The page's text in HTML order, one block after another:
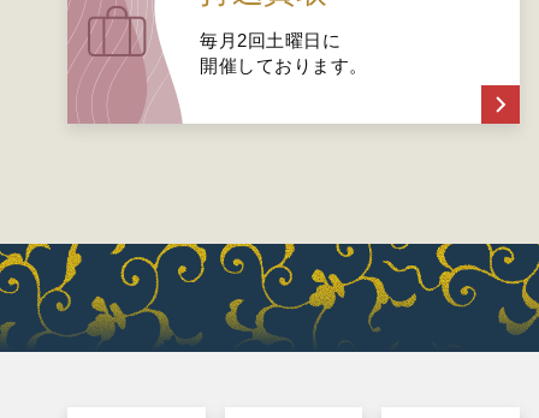
毎月2回土曜日に
開催しております。